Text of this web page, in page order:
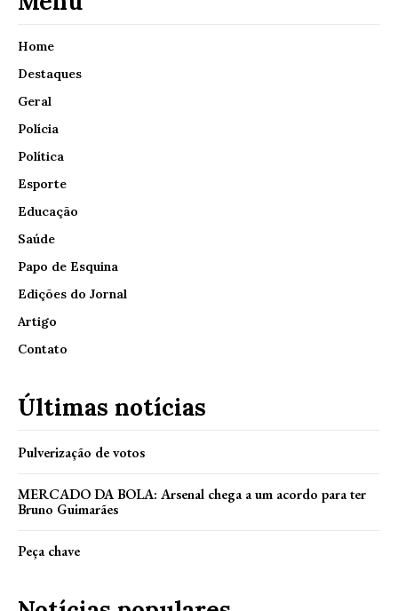
Home
Destaques
Geral
Polícia
Política
Esporte
Educação
Saúde
Papo de Esquina
Edições do Jornal
Artigo
Contato
Últimas notícias
Pulverização de votos
MERCADO DA BOLA: Arsenal chega a um acordo para ter
Bruno Guimarães
Peça chave